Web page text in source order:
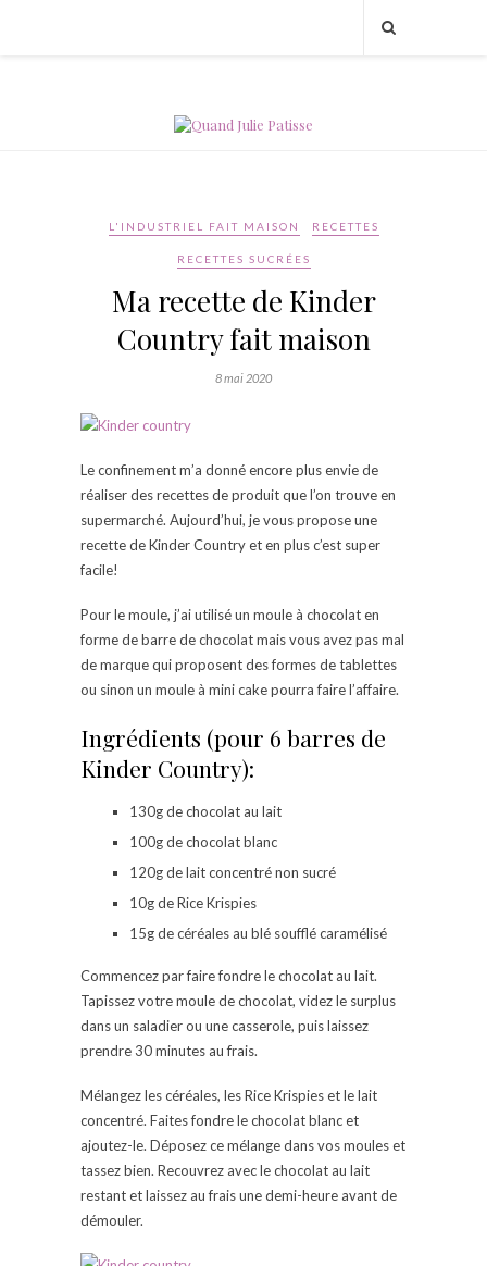
L'INDUSTRIEL FAIT MAISON RECETTES
RECETTES SUCRÉES
Ma recette de Kinder
Country fait maison
8 mai 2020
Le confinement m’a donné encore plus envie de
réaliser des recettes de produit que l’on trouve en
supermarché. Aujourd’hui, je vous propose une
recette de Kinder Country et en plus c’est super
facile!
Pour le moule, j’ai utilisé un moule à chocolat en
forme de barre de chocolat mais vous avez pas mal
de marque qui proposent des formes de tablettes
ou sinon un moule à mini cake pourra faire l’affaire.
Ingrédients (pour 6 barres de
Kinder Country):
130g de chocolat au lait
100g de chocolat blanc
120g de lait concentré non sucré
10g de Rice Krispies
15g de céréales au blé soufflé caramélisé
Commencez par faire fondre le chocolat au lait.
Tapissez votre moule de chocolat, videz le surplus
dans un saladier ou une casserole, puis laissez
prendre 30 minutes au frais.
Mélangez les céréales, les Rice Krispies et le lait
concentré. Faites fondre le chocolat blanc et
ajoutez-le. Déposez ce mélange dans vos moules et
tassez bien. Recouvrez avec le chocolat au lait
restant et laissez au frais une demi-heure avant de
démouler.